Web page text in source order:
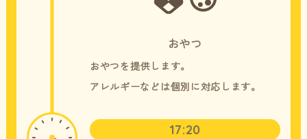
おやつ
おやつを提供します。
​​​​​​​アレルギーなどは個別に対応します。
17:20